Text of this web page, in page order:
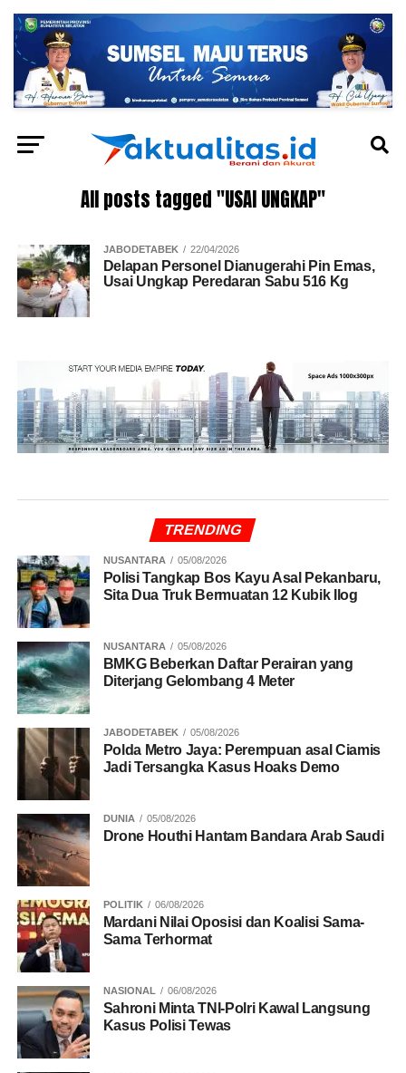
All posts tagged "USAI UNGKAP"
JABODETABEK 22/04/2026
Delapan Personel Dianugerahi Pin Emas,
Usai Ungkap Peredaran Sabu 516 Kg
TRENDING
NUSANTARA 05/08/2026
Polisi Tangkap Bos Kayu Asal Pekanbaru,
Sita Dua Truk Bermuatan 12 Kubik Ilog
NUSANTARA 05/08/2026
BMKG Beberkan Daftar Perairan yang
Diterjang Gelombang 4 Meter
JABODETABEK 05/08/2026
Polda Metro Jaya: Perempuan asal Ciamis
Jadi Tersangka Kasus Hoaks Demo
DUNIA 05/08/2026
Drone Houthi Hantam Bandara Arab Saudi
POLITIK 06/08/2026
Mardani Nilai Oposisi dan Koalisi Sama-
Sama Terhormat
NASIONAL 06/08/2026
Sahroni Minta TNI-Polri Kawal Langsung
Kasus Polisi Tewas